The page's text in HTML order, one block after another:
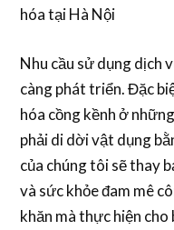
hóa tại Hà Nội
Nhu cầu sử dụng dịch
càng phát triển. Đặc
hóa cồng kềnh ở
phải di dời vật dụng
của chúng tôi sẽ thay
và sức khỏe đam mê
khăn mà thực hiện